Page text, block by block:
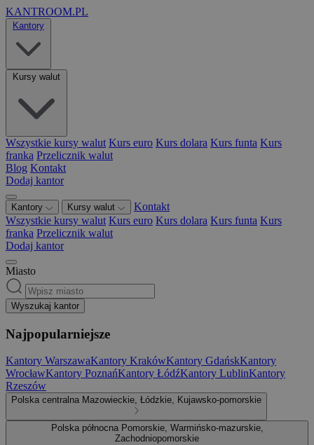
KANTROOM.PL
Kantory
Kursy walut
Wszystkie kursy walut Kurs euro Kurs dolara Kurs funta Kurs
franka Przelicznik walut
Blog Kontakt
Dodaj kantor
Kantory Kursy walut
Kontakt
Wszystkie kursy walut Kurs euro Kurs dolara Kurs funta Kurs
franka Przelicznik walut
Dodaj kantor
Miasto
Wyszukaj kantor
Najpopularniejsze
Kantory WarszawaKantory KrakówKantory GdańskKantory
WrocławKantory PoznańKantory ŁódźKantory LublinKantory
Rzeszów
Polska centralna Mazowieckie, Łódzkie, Kujawsko-pomorskie
Polska północna Pomorskie, Warmińsko-mazurskie,
Zachodniopomorskie